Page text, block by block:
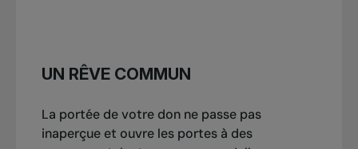
UN RÊVE COMMUN
La portée de votre don ne passe pas
inaperçue et ouvre les portes à des